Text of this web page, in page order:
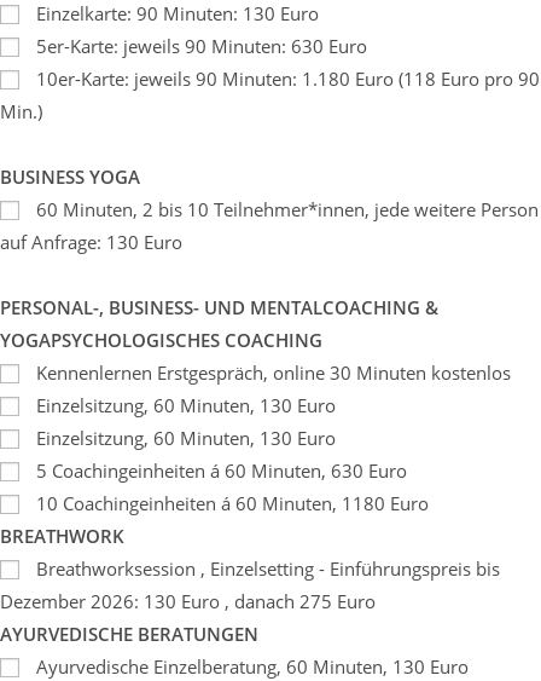
Einzelkarte: 90 Minuten: 130 Euro
5er-Karte: jeweils 90 Minuten: 630 Euro
10er-Karte: jeweils 90 Minuten: 1.180 Euro (118 Euro pro 90
Min.)
BUSINESS YOGA
60 Minuten, 2 bis 10 Teilnehmer*innen, jede weitere Person
auf Anfrage: 130 Euro
PERSONAL-, BUSINESS- UND MENTALCOACHING &
YOGAPSYCHOLOGISCHES COACHING
Kennenlernen Erstgespräch, online 30 Minuten kostenlos
Einzelsitzung, 60 Minuten, 130 Euro
Einzelsitzung, 60 Minuten, 130 Euro
5 Coachingeinheiten á 60 Minuten, 630 Euro
10 Coachingeinheiten á 60 Minuten, 1180 Euro
BREATHWORK
Breathworksession , Einzelsetting - Einführungspreis bis
Dezember 2026: 130 Euro , danach 275 Euro
AYURVEDISCHE BERATUNGEN
Ayurvedische Einzelberatung, 60 Minuten, 130 Euro